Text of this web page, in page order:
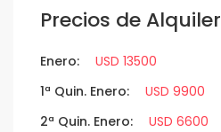
Precios de Alquiler
Enero:
USD 13500
1ª Quin. Enero:
USD 9900
2ª Quin. Enero:
USD 6600